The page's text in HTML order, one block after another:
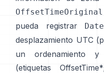
OffsetTimeOriginal
pueda registrar
desplazamiento UTC
un ordenamiento y
(etiquetas OffsetTime*